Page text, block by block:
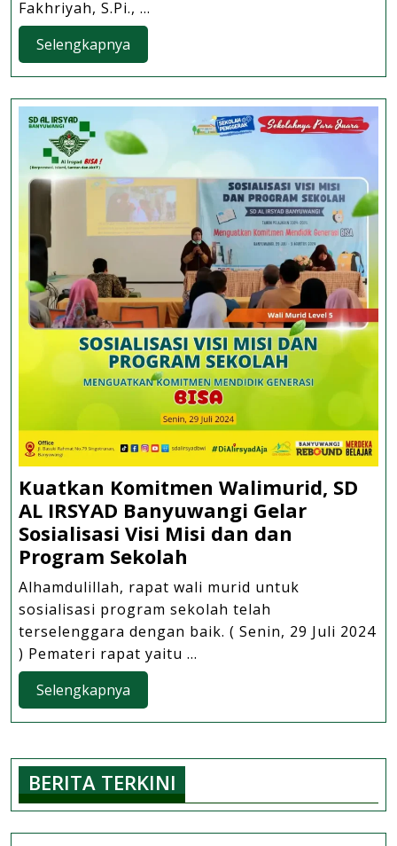
Ikan
Tawar
untuk
Tanamkan
Semangat
Entrepreneurship
Fakhriyah, S.Pi., ...
Selengkapnya
Kuatkan Komitmen Walimurid, SD
AL IRSYAD Banyuwangi Gelar
Sosialisasi Visi Misi dan dan
Program Sekolah
Komitmen
Walimurid,
SD
Gelar
Visi
dan
dan
Alhamdulillah, rapat wali murid untuk
sosialisasi program sekolah telah
terselenggara dengan baik. ( Senin, 29 Juli 2024
) Pemateri rapat yaitu ...
Selengkapnya
BERITA TERKINI